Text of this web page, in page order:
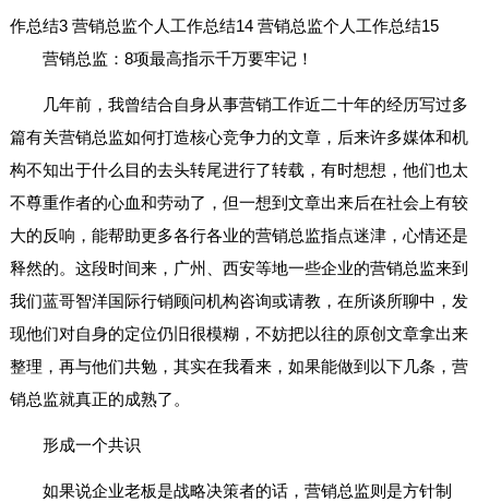
作总结3
营销总监：8项最高指示千万要牢记！
几年前，我曾结合自身从事营销工作近二十年的经历写过多
篇有关营销总监如何打造核心竞争力的文章，后来许多媒体和机
构不知出于什么目的去头转尾进行了转载，有时想想，他们也太
不尊重作者的心血和劳动了，但一想到文章出来后在社会上有较
大的反响，能帮助更多各行各业的营销总监指点迷津，心情还是
释然的。这段时间来，广州、西安等地一些企业的营销总监来到
我们蓝哥智洋国际行销顾问机构咨询或请教，在所谈所聊中，发
现他们对自身的定位仍旧很模糊，不妨把以往的原创文章拿出来
整理，再与他们共勉，其实在我看来，如果能做到以下几条，营
销总监就真正的成熟了。
形成一个共识
如果说企业老板是战略决策者的话，营销总监则是方针制
营销总监个人工作总结14 营销总监个人工作总结15